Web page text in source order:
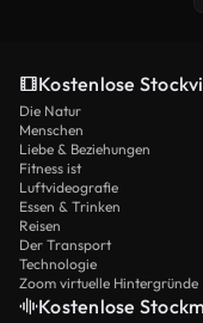
Kostenlose
Die Natur
Menschen
Liebe & Beziehungen
Fitness ist
Luftvideografie
Essen & Trinken
Reisen
Der Transport
Technologie
Zoom virtuelle Hintergründe
Kostenlose